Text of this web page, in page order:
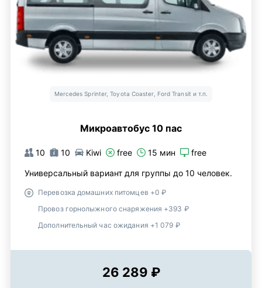
Mercedes Sprinter, Toyota Coaster, Ford Transit и т.п.
Микроавтобус 10 пас
10 10 Kiwi free 15 мин free
Универсальный вариант для группы до 10 человек.
Перевозка домашних питомцев +0 ₽
Провоз горнолыжного снаряжения +393 ₽
Дополнительный час ожидания +1 079 ₽
26 289 ₽